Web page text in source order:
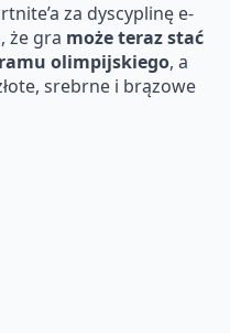
za dyscyplinę e-
że gra może teraz stać
olimpijskiego, a
srebrne i brązowe